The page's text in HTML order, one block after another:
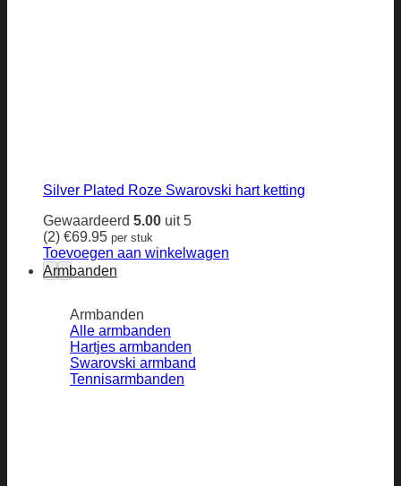
Silver Plated Roze Swarovski hart ketting
Gewaardeerd 5.00 uit 5
(2) €69.95 per stuk
Toevoegen aan winkelwagen
Armbanden
Armbanden
Alle armbanden
Hartjes armbanden
Swarovski armband
Tennisarmbanden